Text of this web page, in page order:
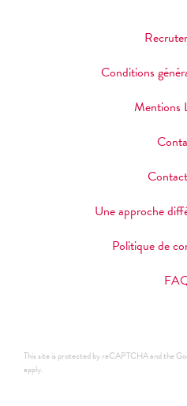
Conditions
Mentions
Une approche
Politique de
This site is protected by reCAPTCHA and the
apply.